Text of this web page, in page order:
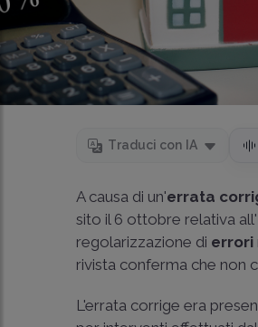
Traduci con IA
A causa di un'errata
sito il 6 ottobre relativa all'
regolarizzazione di errori
rivista conferma che non
L'errata corrige era